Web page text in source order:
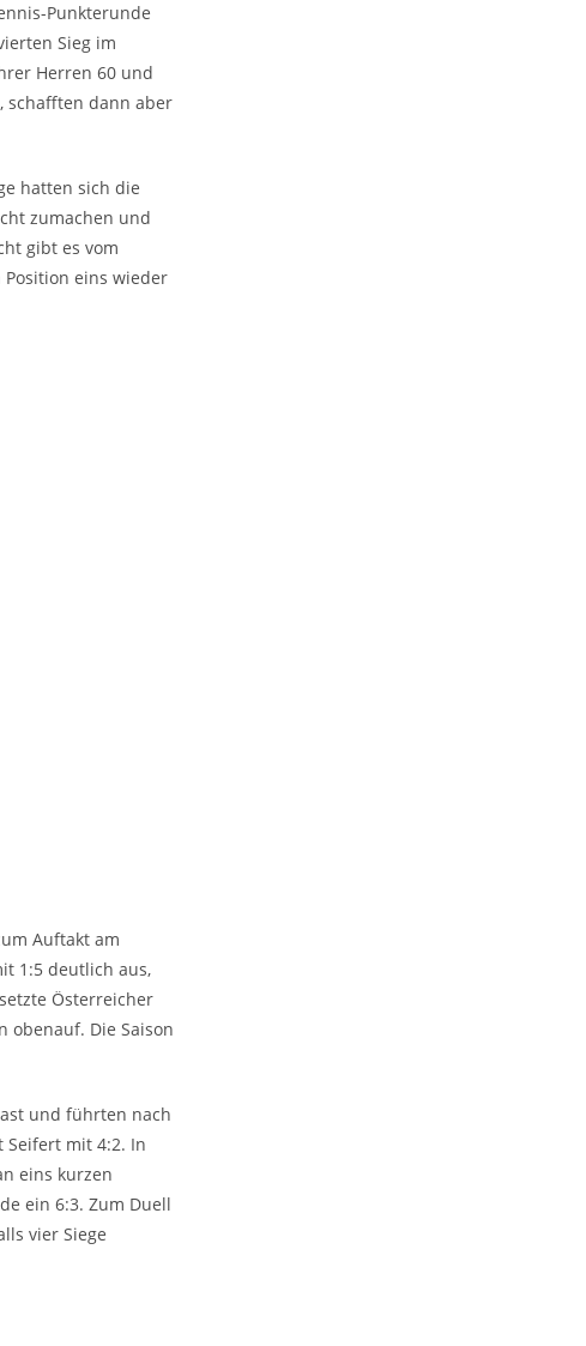
Punkterunde
Sieg im
Herren 60 und
schafften dann aber
hatten sich die
zumachen und
gibt es vom
eins wieder
Auftakt am
1:5 deutlich aus,
Österreicher
obenauf. Die Saison
und führten nach
Seifert mit 4:2. In
eins kurzen
ein 6:3. Zum Duell
vier Siege